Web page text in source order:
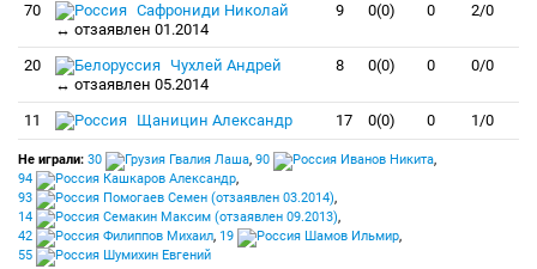
70
Сафрониди Николай
↔ отзаявлен 01.2014
9 0(0) 0 2/0
20
Чухлей Андрей
↔ отзаявлен 05.2014
8 0(0) 0 0/0
11 Щаницин Александр 17 0(0) 0 1/0
Не играли: 30 Гвалия Лаша, 90 Иванов Никита,
94
Кашкаров Александр,
93
Помогаев Семен (отзаявлен 03.2014),
14
Семакин Максим (отзаявлен 09.2013),
42
Филиппов Михаил, 19 Шамов Ильмир,
55
Шумихин Евгений